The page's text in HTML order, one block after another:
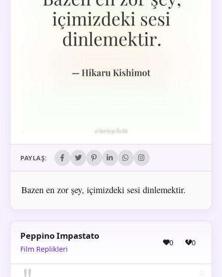
PAYLAŞ:
Bazen en zor şey, içimizdeki sesi dinlemektir.
Peppino Impastato
Film Replikleri
0 0